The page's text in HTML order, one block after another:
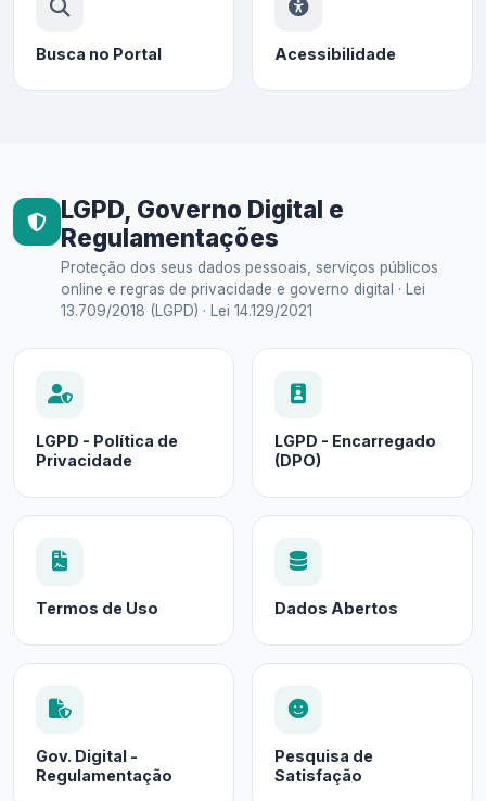
Busca no Portal Acessibilidade
LGPD, Governo Digital e
Regulamentações
Proteção dos seus dados pessoais, serviços públicos
online e regras de privacidade e governo digital · Lei
13.709/2018 (LGPD) · Lei 14.129/2021
LGPD - Política de
Privacidade
LGPD - Encarregado
(DPO)
Termos de Uso Dados Abertos
Gov. Digital -
Regulamentação
Pesquisa de
Satisfação